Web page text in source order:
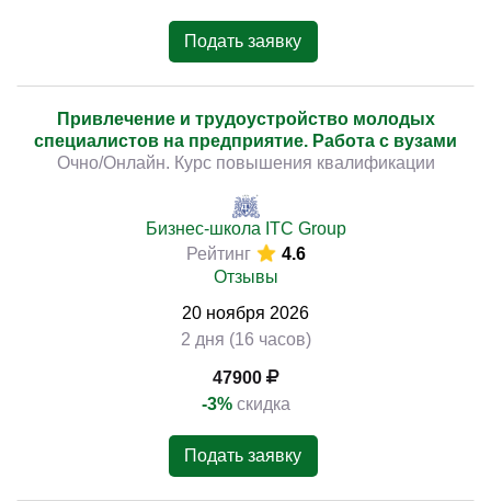
Подать заявку
Привлечение и трудоустройство молодых
специалистов на предприятие. Работа с вузами
Очно/Онлайн. Курс повышения квалификации
Бизнес-школа ITC Group
Рейтинг
4.6
Отзывы
20 ноября 2026
2 дня (16 часов)
47900
-3% скидка
Подать заявку